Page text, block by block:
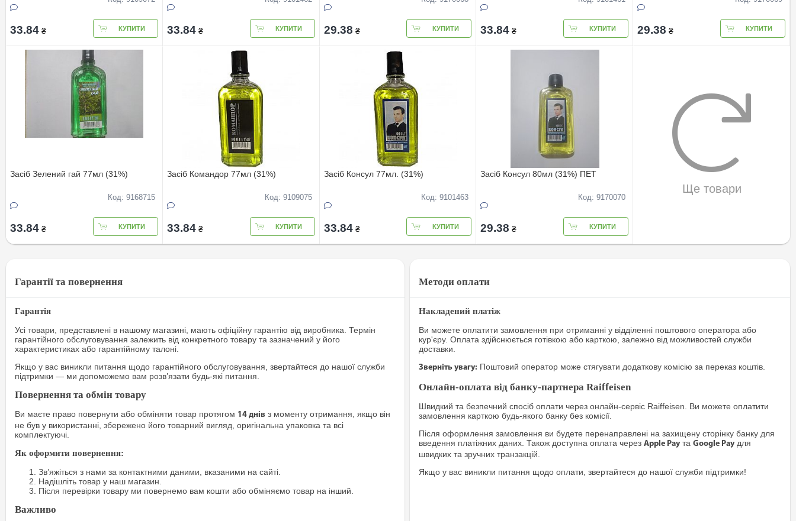
33.84 ₴ КУПИТИ 33.84 ₴ КУПИТИ 29.38 ₴ КУПИТИ 33.84 ₴ КУПИТИ 29.38 ₴ КУПИТИ
Засіб Зелений гай 77мл (31%)
Код: 9168715
33.84 ₴ КУПИТИ
Засіб Командор 77мл (31%)
Код: 9109075
33.84 ₴ КУПИТИ
Засіб Консул 77мл. (31%)
Код: 9101463
33.84 ₴ КУПИТИ
Засіб Консул 80мл (31%) ПЕТ
Код: 9170070
29.38 ₴ КУПИТИ
Ще товари
Гарантії та повернення
Гарантія
Усі товари, представлені в нашому магазині, мають офіційну гарантію від виробника. Термін
гарантійного обслуговування залежить від конкретного товару та зазначений у його
характеристиках або гарантійному талоні.
Якщо у вас виникли питання щодо гарантійного обслуговування, звертайтеся до нашої служби
підтримки — ми допоможемо вам розв’язати будь-які питання.
Повернення та обмін товару
Ви маєте право повернути або обміняти товар протягом 14 днів з моменту отримання, якщо він
не був у використанні, збережено його товарний вигляд, оригінальна упаковка та всі
комплектуючі.
Як оформити повернення:
Зв’яжіться з нами за контактними даними, вказаними на сайті.
Надішліть товар у наш магазин.
Після перевірки товару ми повернемо вам кошти або обміняємо товар на інший.
Важливо
Методи оплати
Накладений платіж
Ви можете оплатити замовлення при отриманні у відділенні поштового оператора або
кур'єру. Оплата здійснюється готівкою або карткою, залежно від можливостей служби
доставки.
Зверніть увагу: Поштовий оператор може стягувати додаткову комісію за переказ коштів.
Онлайн-оплата від банку-партнера Raiffeisen
Швидкий та безпечний спосіб оплати через онлайн-сервіс Raiffeisen. Ви можете оплатити
замовлення карткою будь-якого банку без комісії.
Після оформлення замовлення ви будете перенаправлені на захищену сторінку банку для
введення платіжних даних. Також доступна оплата черезApple Pay таGoogle Pay для
швидких та зручних транзакцій.
Якщо у вас виникли питання щодо оплати, звертайтеся до нашої служби підтримки!